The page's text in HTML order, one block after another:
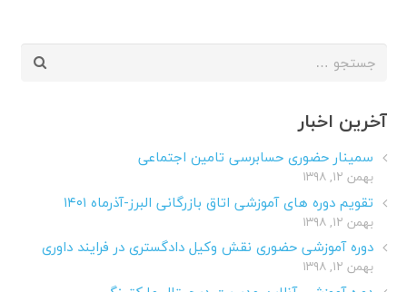
جستجو
آخرین اخبار
سمینار حضوری حسابرسی تامین اجتماعی
بهمن ۱۲, ۱۳۹۸
تقویم دوره های آموزشی اتاق بازرگانی البرز-آذرماه ۱۴۰۱
بهمن ۱۲, ۱۳۹۸
دوره آموزشی حضوری نقش وکیل دادگستری در فرایند داوری
بهمن ۱۲, ۱۳۹۸